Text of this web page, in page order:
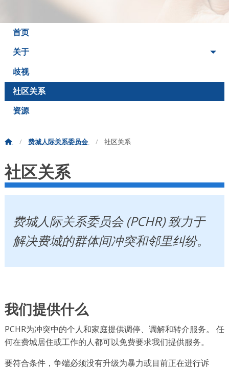
首页
关于
歧视
社区关系
资源
费城人际关系委员会 社区关系
社区关系
费城人际关系委员会 (PCHR) 致力于
解决费城的群体间冲突和邻里纠纷。
我们提供什么
PCHR为冲突中的个人和家庭提供调停、调解和转介服务。 任
何在费城居住或工作的人都可以免费要求我们提供服务。
要符合条件，争端必须没有升级为暴力或目前正在进行诉